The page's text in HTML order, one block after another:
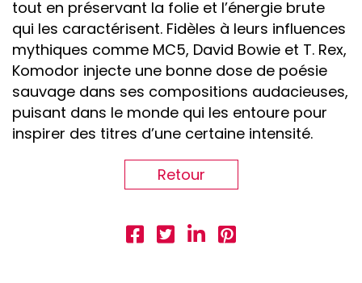
tout en préservant la folie et l’énergie brute
qui les caractérisent. Fidèles à leurs influences
mythiques comme MC5, David Bowie et T. Rex,
Komodor injecte une bonne dose de poésie
sauvage dans ses compositions audacieuses,
puisant dans le monde qui les entoure pour
inspirer des titres d’une certaine intensité.
Retour